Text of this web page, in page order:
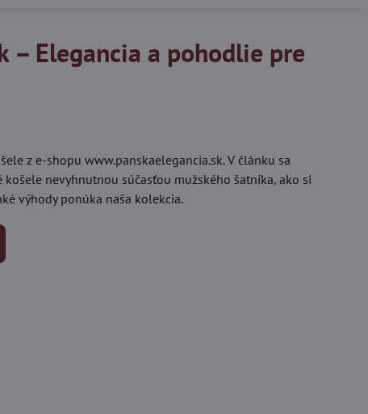
– Elegancia a pohodlie pre
z e-shopu www.panskaelegancia.sk. V článku sa
nevyhnutnou súčasťou mužského šatníka, ako si
výhody ponúka naša kolekcia.